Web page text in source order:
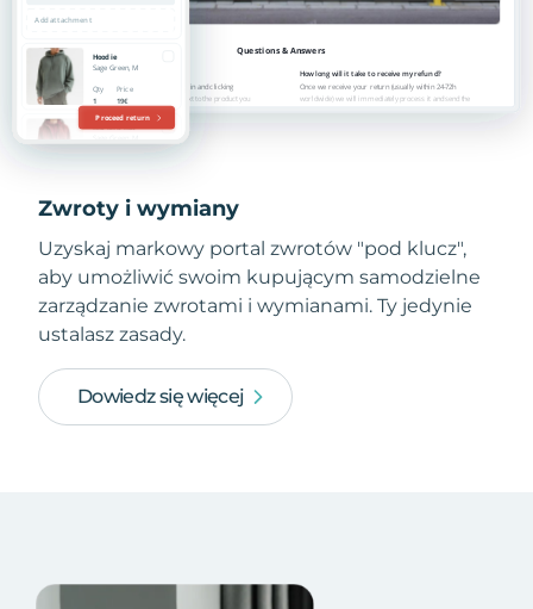
Zwroty i wymiany
Uzyskaj markowy portal zwrotów "pod klucz",
aby umożliwić swoim kupującym samodzielne
zarządzanie zwrotami i wymianami. Ty jedynie
ustalasz zasady.
Dowiedz się więcej